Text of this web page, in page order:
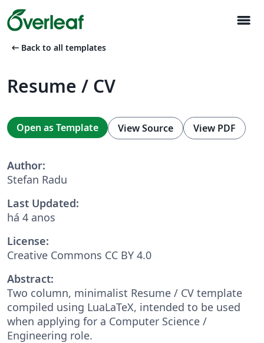
menu
arrow_left_alt Back to all templates
Resume / CV
Open as Template View Source View PDF
Author:
Stefan Radu
Last Updated:
há 4 anos
License:
Creative Commons CC BY 4.0
Abstract:
Two column, minimalist Resume / CV template
compiled using LuaLaTeX, intended to be used
when applying for a Computer Science /
Engineering role.